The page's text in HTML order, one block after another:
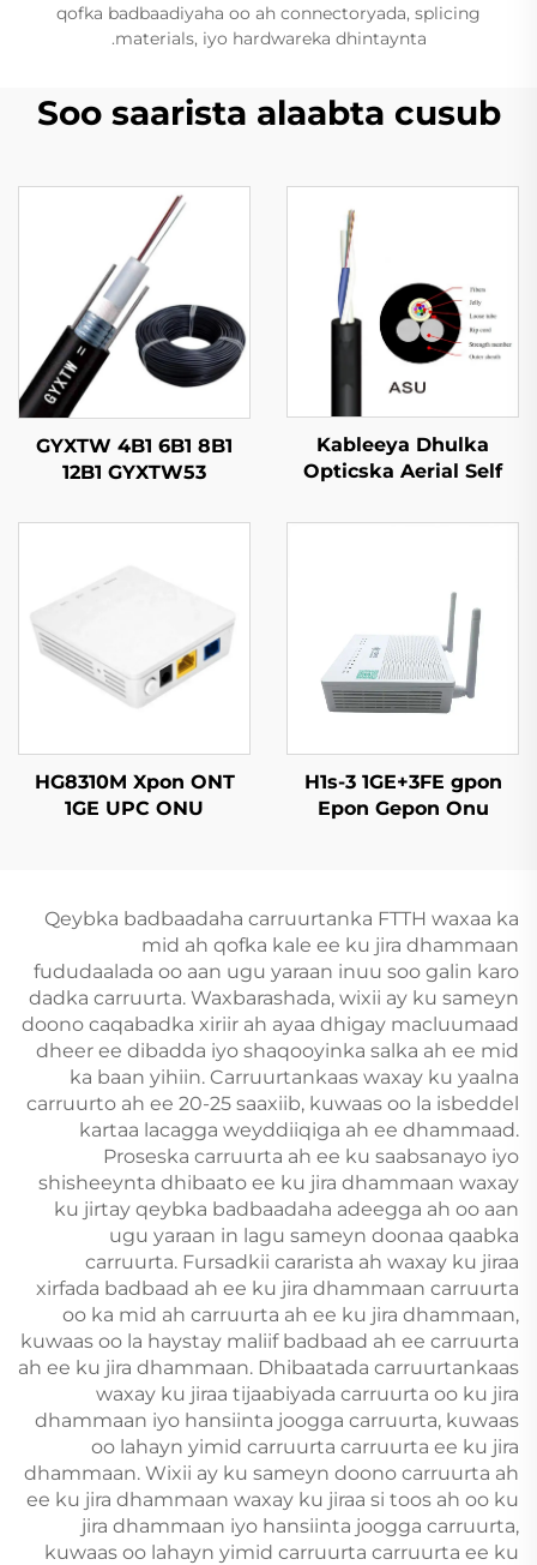
qofka badbaadiyaha oo ah connectoryada, splicing
materials, iyo hardwareka dhintaynta.
Soo saarista alaabta cusub
Kableeya Dhulka
Opticska Aerial Self
GYXTW 4B1 6B1 8B1
12B1 GYXTW53
Opticska
H1s-3 1GE+3FE gpon
Epon Gepon Onu
HG8310M Xpon ONT
1GE UPC ONU
Qeybka badbaadaha carruurtanka FTTH waxaa ka
mid ah qofka kale ee ku jira dhammaan
fududaalada oo aan ugu yaraan inuu soo galin karo
dadka carruurta. Waxbarashada, wixii ay ku sameyn
doono caqabadka xiriir ah ayaa dhigay macluumaad
dheer ee dibadda iyo shaqooyinka salka ah ee mid
ka baan yihiin. Carruurtankaas waxay ku yaalna
carruurto ah ee 20-25 saaxiib, kuwaas oo la isbeddel
kartaa lacagga weyddiiqiga ah ee dhammaad.
Proseska carruurta ah ee ku saabsanayo iyo
shisheeynta dhibaato ee ku jira dhammaan waxay
ku jirtay qeybka badbaadaha adeegga ah oo aan
ugu yaraan in lagu sameyn doonaa qaabka
carruurta. Fursadkii cararista ah waxay ku jiraa
xirfada badbaad ah ee ku jira dhammaan carruurta
oo ka mid ah carruurta ah ee ku jira dhammaan,
kuwaas oo la haystay maliif badbaad ah ee carruurta
ah ee ku jira dhammaan. Dhibaatada carruurtankaas
waxay ku jiraa tijaabiyada carruurta oo ku jira
dhammaan iyo hansiinta joogga carruurta, kuwaas
oo lahayn yimid carruurta carruurta ee ku jira
dhammaan. Wixii ay ku sameyn doono carruurta ah
ee ku jira dhammaan waxay ku jiraa si toos ah oo ku
jira dhammaan iyo hansiinta joogga carruurta,
kuwaas oo lahayn yimid carruurta carruurta ee ku